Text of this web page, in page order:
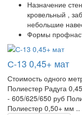
Назначение
кровельный ,
небольшие
Формы
С-13 0,45+ мат
Стоимость одного
Полиестер Радуга
- 605/625/650 руб
Полиестер 0,50+ мм ..